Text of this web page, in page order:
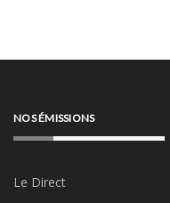
NOS ÉMISSIONS
Le Direct